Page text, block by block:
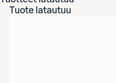
Tuote latautuu